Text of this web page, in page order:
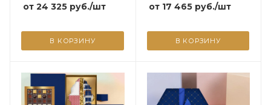
от 24 325 руб./шт
В КОРЗИНУ
от 17 465руб./шт
В КОРЗИНУ